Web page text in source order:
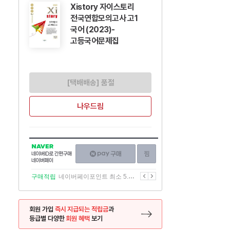
Xistory 자이스토리
전국연합모의고사 고1
국어 (2023)-
고등국어문제집
[택배배송] 품절
나우드림
NAVER
네이버
ID로
간편구매
네이버페이
구매하기
이전
구매적립 네이버페이포인트 최소 5.5% 적립 다음
회원 가입 즉시 지급되는 적립금과
등급별 다양한회원 혜택 보기